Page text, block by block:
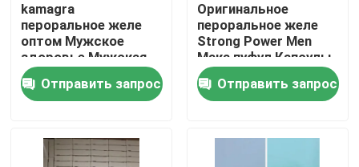
Свяжитесь мы
Спросите цитату
Дополнения людей травяные
kamagra
пероральное желе
оптом Мужское
здоровье Мужская
добавка Острицы
таблетки
Отправить запрос
Оригинальное
пероральное желе
Strong Power Men
Мака пуфул Капсулы
kamagra
Отправить запрос